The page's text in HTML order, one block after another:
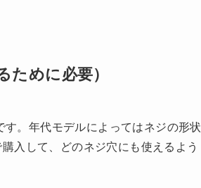
ために必要）
。年代モデルによってはネジの形状
入して、どのネジ穴にも使えるよう